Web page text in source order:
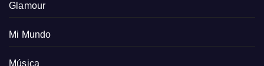
Glamour
Mi Mundo
Música